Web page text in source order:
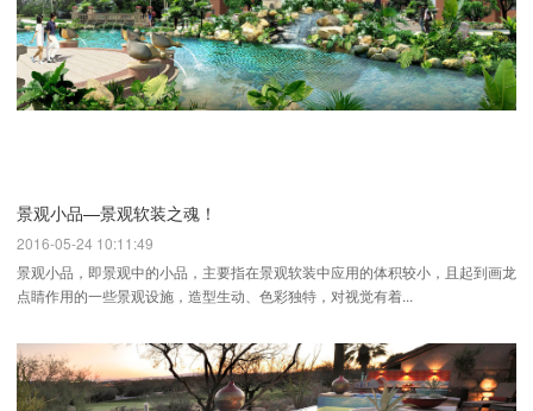
景观小品—景观软装之魂！
2016-05-24 10:11:49
景观小品，即景观中的小品，主要指在景观软装中应用的体积较小，且起到画龙
点睛作用的一些景观设施，造型生动、色彩独特，对视觉有着...